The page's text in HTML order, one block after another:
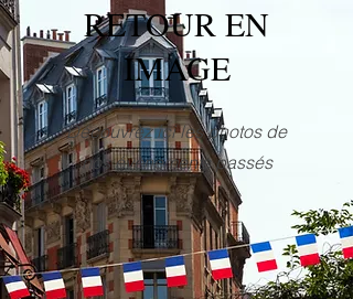
RETOUR EN
IMAGE
Découvrez ici les photos de
nos évènements passés